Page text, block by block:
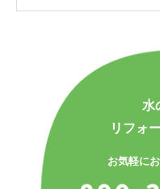
水
リフォ
お気軽に